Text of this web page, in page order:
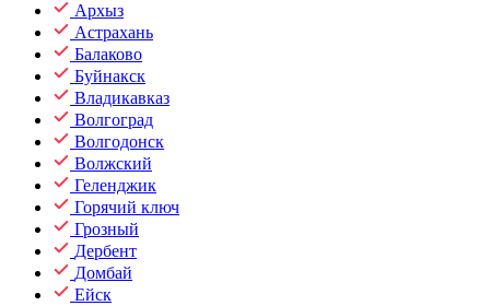
Архыз
Астрахань
Балаково
Буйнакск
Владикавказ
Волгоград
Волгодонск
Волжский
Геленджик
Горячий ключ
Грозный
Дербент
Домбай
Ейск